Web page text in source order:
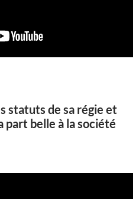
statuts de sa régie et
part belle à la société